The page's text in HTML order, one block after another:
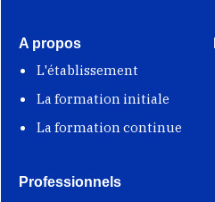
A propos
L'établissement
La formation initiale
La formation continue
Professionnels